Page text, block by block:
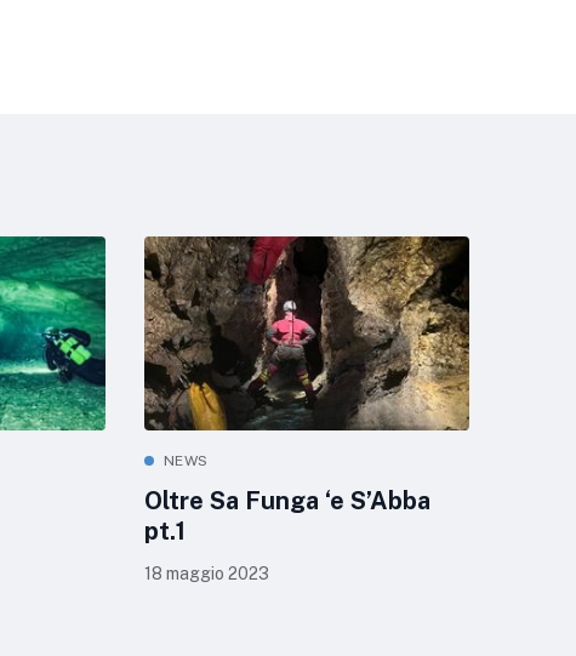
NEWS
Oltre Sa Funga ‘e S’Abba
pt.1
18 maggio 2023